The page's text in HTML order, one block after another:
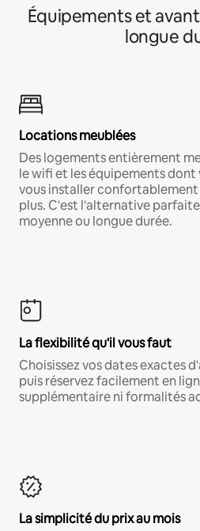
Équipements et
longue
Locations meublées
Des logements entièrement
le wifi et les équipements dont
vous installer confortablement
plus. C'est l'alternative
moyenne ou longue durée.
La flexibilité qu'il vous faut
Choisissez vos dates exactes
puis réservez facilement en
supplémentaire ni formalités
La simplicité du prix au mois